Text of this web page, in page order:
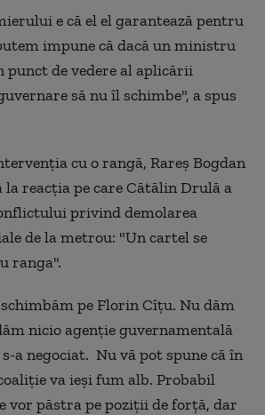
e că el el garantează pentru
impune că dacă un ministru
punct de vedere al aplicării
să nu îl schimbe", a spus
cu o rangă, Rareș Bogdan
la reacția pe care Cătălin Drulă a
privind demolarea
de la metrou: "Un cartel se
ranga".
pe Florin Cîțu. Nu dăm
nicio agenție guvernamentală
a negociat. Nu vă pot spune că în
va ieși fum alb. Probabil
vor păstra pe poziții de forță, dar